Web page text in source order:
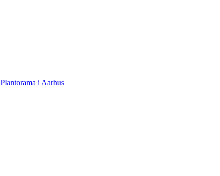
Plantorama i Aarhus